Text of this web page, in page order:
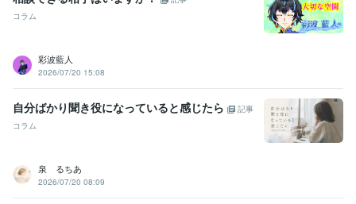
コラム
彩波藍人
2026/07/20 15:08
自分ばかり聞き役になっていると感じたら
記事
コラム
泉 るちあ
2026/07/20 08:09